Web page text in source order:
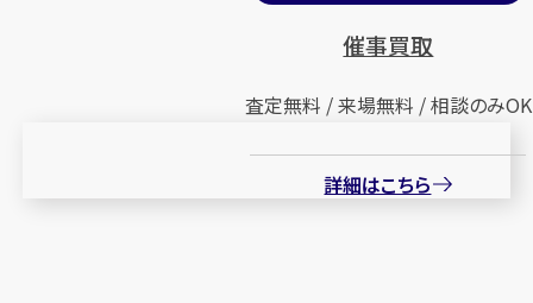
催事買取
査定無料 / 来場無料 / 相談のみOK
詳細はこちら